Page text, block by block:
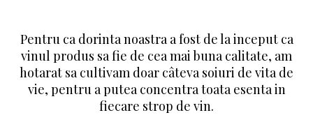
Pentru ca dorinta noastra a fost de la inceput ca
vinul produs sa fie de cea mai buna calitate, am
hotarat sa cultivam doar câteva soiuri de vita de
vie, pentru a putea concentra toata esenta in
fiecare strop de vin.